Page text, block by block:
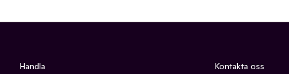
Handla Kontakta oss